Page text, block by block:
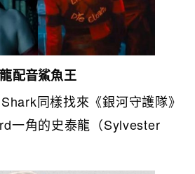
配音鯊魚王
同樣找來《銀河守護隊》
一角的史泰龍（Sylvester